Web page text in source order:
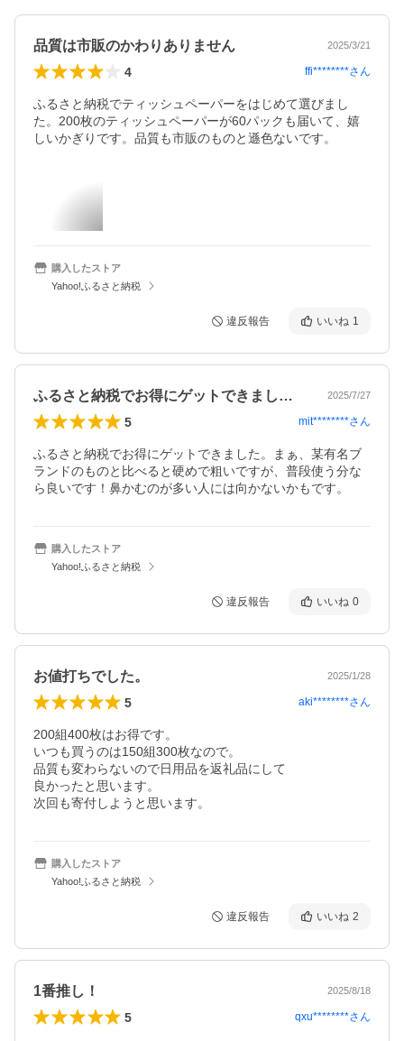
品質は市販のかわりありません 2025/3/21
4 ffi********さん
ふるさと納税でティッシュペーパーをはじめて選びまし
た。200枚のティッシュペーパーが60パックも届いて、嬉
しいかぎりです。品質も市販のものと遜色ないです。
購入したストア
Yahoo!ふるさと納税
違反報告 いいね 1
ふるさと納税でお得にゲットできました。… 2025/7/27
5 mit********さん
ふるさと納税でお得にゲットできました。まぁ、某有名ブ
ランドのものと比べると硬めで粗いですが、普段使う分な
ら良いです！鼻かむのが多い人には向かないかもです。
購入したストア
Yahoo!ふるさと納税
違反報告 いいね 0
お値打ちでした。 2025/1/28
5 aki********さん
200組400枚はお得です。
いつも買うのは150組300枚なので。
品質も変わらないので日用品を返礼品にして
良かったと思います。
次回も寄付しようと思います。
購入したストア
Yahoo!ふるさと納税
違反報告 いいね 2
1番推し！ 2025/8/18
5 qxu********さん